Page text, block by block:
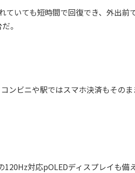
いても短時間で回復でき、外出前
。
ンビニや駅ではスマホ決済もその
対応pOLEDディスプレイも備